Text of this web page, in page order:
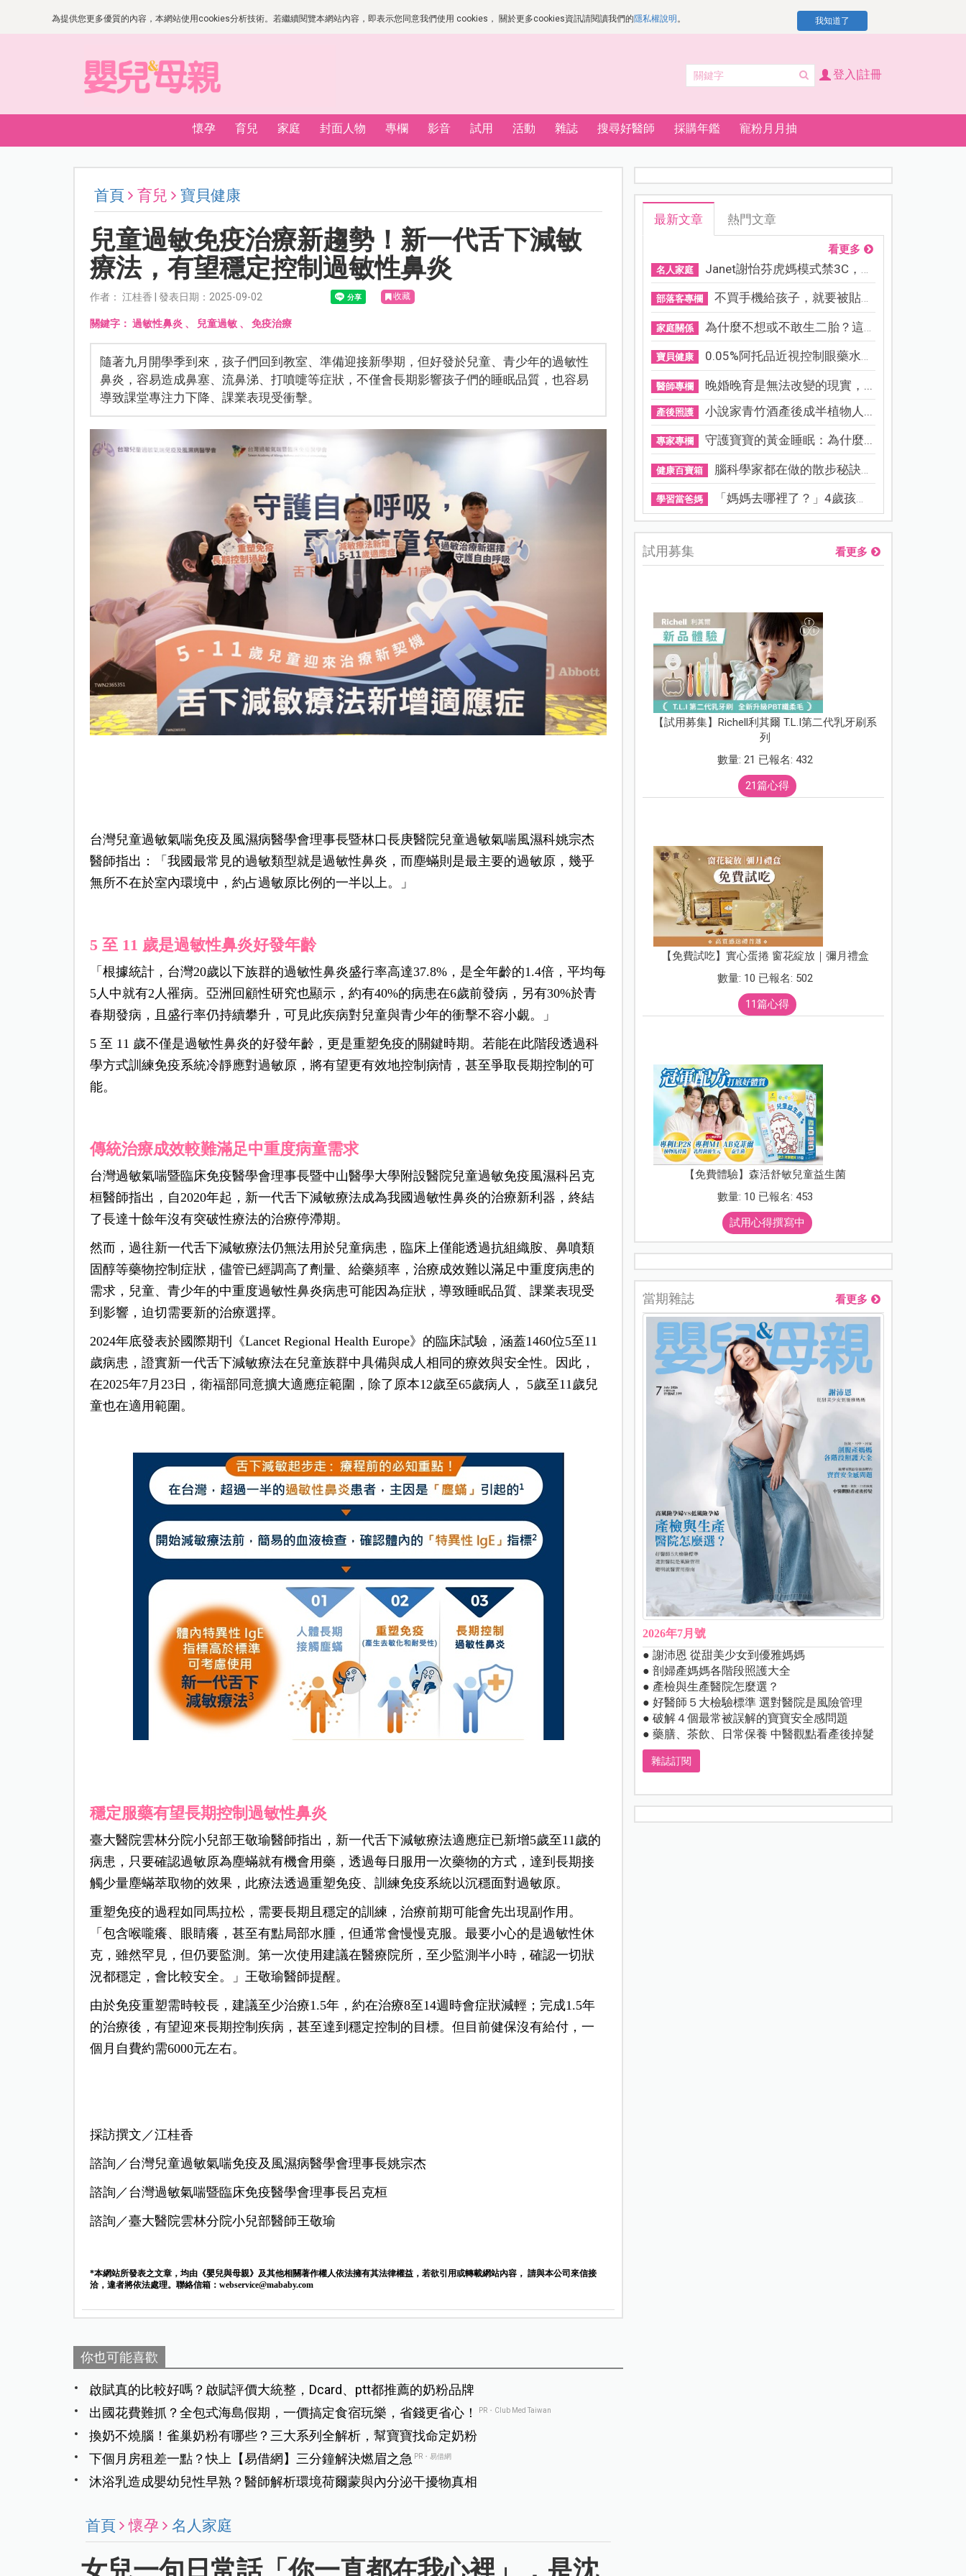
為提供您更多優質的內容，本網站使用cookies分析技術。若繼續閱覽本網站內容，即表示您同意我們使用 cookies， 關於更多cookies資訊請閱讀我們的隱私權說明 。 我知道了
登入|註冊
懷孕 育兒 家庭 封面人物 專欄 影音 試用 活動 雜誌 搜尋好醫師 採購年鑑 寵粉月月抽
首頁 育兒 寶貝健康
兒童過敏免疫治療新趨勢！新一代舌下減敏
療法，有望穩定控制過敏性鼻炎
作者： 江桂香 | 發表日期：2025-09-02 收藏
關鍵字： 過敏性鼻炎 、 兒童過敏、 免疫治療
隨著九月開學季到來，孩子們回到教室、準備迎接新學期，但好發於兒童、青少年的過敏性
鼻炎，容易造成鼻塞、流鼻涕、打噴嚏等症狀，不僅會長期影響孩子們的睡眠品質，也容易
導致課堂專注力下降、課業表現受衝擊。
台灣兒童過敏氣喘免疫及風濕病醫學會理事長暨林口長庚醫院兒童過敏氣喘風濕科姚宗杰
醫師指出：「我國最常見的過敏類型就是過敏性鼻炎，而塵蟎則是最主要的過敏原，幾乎
無所不在於室內環境中，約占過敏原比例的一半以上。」
5 至 11 歲是過敏性鼻炎好發年齡
「根據統計，台灣20歲以下族群的過敏性鼻炎盛行率高達37.8%，是全年齡的1.4倍，平均每
5人中就有2人罹病。亞洲回顧性研究也顯示，約有40%的病患在6歲前發病，另有30%於青
春期發病，且盛行率仍持續攀升，可見此疾病對兒童與青少年的衝擊不容小覷。」
5 至 11 歲不僅是過敏性鼻炎的好發年齡，更是重塑免疫的關鍵時期。若能在此階段透過科
學方式訓練免疫系統冷靜應對過敏原，將有望更有效地控制病情，甚至爭取長期控制的可
能。
傳統治療成效較難滿足中重度病童需求
台灣過敏氣喘暨臨床免疫醫學會理事長暨中山醫學大學附設醫院兒童過敏免疫風濕科呂克
桓醫師指出，自2020年起，新一代舌下減敏療法成為我國過敏性鼻炎的治療新利器，終結
了長達十餘年沒有突破性療法的治療停滯期。
然而，過往新一代舌下減敏療法仍無法用於兒童病患，臨床上僅能透過抗組織胺、鼻噴類
固醇等藥物控制症狀，儘管已經調高了劑量、給藥頻率，治療成效難以滿足中重度病患的
需求，兒童、青少年的中重度過敏性鼻炎病患可能因為症狀，導致睡眠品質、課業表現受
到影響，迫切需要新的治療選擇。
2024年底發表於國際期刊《Lancet Regional Health Europe》的臨床試驗，涵蓋1460位5至11
歲病患，證實新一代舌下減敏療法在兒童族群中具備與成人相同的療效與安全性。因此，
在2025年7月23日，衛福部同意擴大適應症範圍，除了原本12歲至65歲病人， 5歲至11歲兒
童也在適用範圍。
穩定服藥有望長期控制過敏性鼻炎
臺大醫院雲林分院小兒部王敬瑜醫師指出，新一代舌下減敏療法適應症已新增5歲至11歲的
病患，只要確認過敏原為塵蟎就有機會用藥，透過每日服用一次藥物的方式，達到長期接
觸少量塵蟎萃取物的效果，此療法透過重塑免疫、訓練免疫系統以沉穩面對過敏原。
重塑免疫的過程如同馬拉松，需要長期且穩定的訓練，治療前期可能會先出現副作用。
「包含喉嚨癢、眼睛癢，甚至有點局部水腫，但通常會慢慢克服。最要小心的是過敏性休
克，雖然罕見，但仍要監測。第一次使用建議在醫療院所，至少監測半小時，確認一切狀
況都穩定，會比較安全。」王敬瑜醫師提醒。
由於免疫重塑需時較長，建議至少治療1.5年，約在治療8至14週時會症狀減輕；完成1.5年
的治療後，有望迎來長期控制疾病，甚至達到穩定控制的目標。但目前健保沒有給付，一
個月自費約需6000元左右。
採訪撰文／江桂香
諮詢／台灣兒童過敏氣喘免疫及風濕病醫學會理事長姚宗杰
諮詢／台灣過敏氣喘暨臨床免疫醫學會理事長呂克桓
諮詢／臺大醫院雲林分院小兒部醫師王敬瑜
*本網站所發表之文章，均由《嬰兒與母親》及其他相關著作權人依法擁有其法律權益，若欲引用或轉載網站內容， 請與本公司來信接
洽，違者將依法處理。聯絡信箱： webservice@mababy.com
你也可能喜歡
啟賦真的比較好嗎？啟賦評價大統整，Dcard、ptt都推薦的奶粉品牌
出國花費難抓？全包式海島假期，一價搞定食宿玩樂，省錢更省心！
PR・Club Med Taiwan
換奶不燒腦！雀巢奶粉有哪些？三大系列全解析，幫寶寶找命定奶粉
下個月房租差一點？快上【易借網】三分鐘解決燃眉之急 PR・易借網
沐浴乳造成嬰幼兒性早熟？醫師解析環境荷爾蒙與內分泌干擾物真相
首頁 懷孕 名人家庭
最新文章 熱門文章
看更多
名人家庭 Janet謝怡芬虎媽模式禁3C，看...
部落客專欄 不買手機給孩子，就要被貼「...
家庭關係 為什麼不想或不敢生二胎？這8...
寶貝健康 0.05%阿托品近視控制眼藥水納...
醫師專欄 晚婚晚育是無法改變的現實，...
產後照護 小說家青竹酒產後成半植物人...
專家專欄 守護寶寶的黃金睡眠：為什麼...
健康百寶箱 腦科學家都在做的散步秘訣！...
學習當爸媽 「媽媽去哪裡了？」4歲孩子還...
試用募集 看更多
【試用募集】Richell利其爾 T.L.I第二代乳牙刷系
列
數量: 21 已報名: 432
21篇心得
【免費試吃】實心蛋捲 窗花綻放｜彌月禮盒
數量: 10 已報名: 502
11篇心得
【免費體驗】森活舒敏兒童益生菌
數量: 10 已報名: 453
試用心得撰寫中
當期雜誌 看更多
2026年7月號
● 謝沛恩 從甜美少女到優雅媽媽
● 剖婦產媽媽各階段照護大全
● 產檢與生產醫院怎麼選？
● 好醫師５大檢驗標準 選對醫院是風險管理
● 破解４個最常被誤解的寶寶安全感問題
● 藥膳、茶飲、日常保養 中醫觀點看產後掉髮
雜誌訂閱